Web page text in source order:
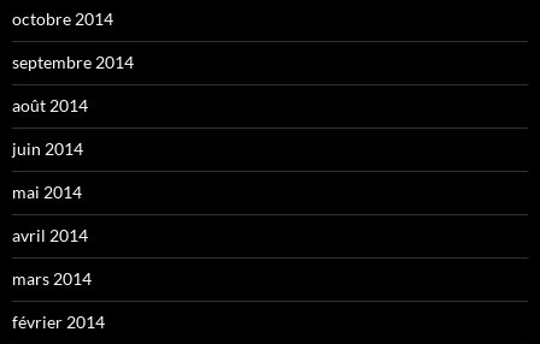
octobre 2014
septembre 2014
août 2014
juin 2014
mai 2014
avril 2014
mars 2014
février 2014